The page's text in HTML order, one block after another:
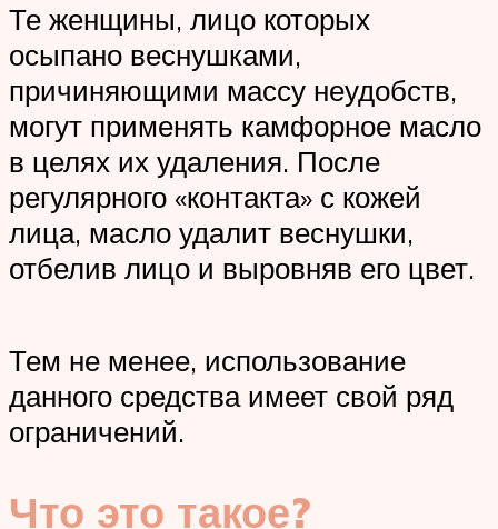
Те женщины, лицо которых
осыпано веснушками,
причиняющими массу неудобств,
могут применять камфорное масло
в целях их удаления. После
регулярного «контакта» с кожей
лица, масло удалит веснушки,
отбелив лицо и выровняв его цвет.
Тем не менее, использование
данного средства имеет свой ряд
ограничений.
Что это такое?